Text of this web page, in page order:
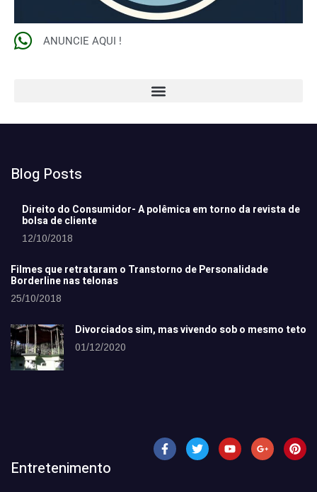
ANUNCIE AQUI !
Blog Posts
Direito do Consumidor- A polêmica em torno da revista de
bolsa de cliente
12/10/2018
Filmes que retrataram o Transtorno de Personalidade
Borderline nas telonas
25/10/2018
Divorciados sim, mas vivendo sob o mesmo teto
01/12/2020
Entretenimento